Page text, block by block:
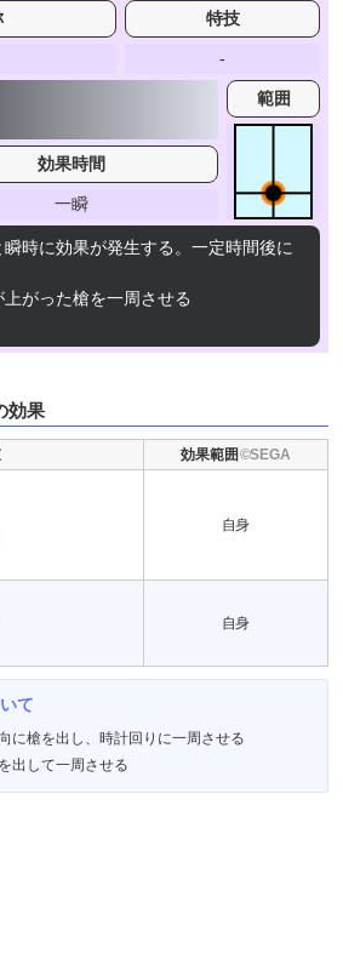
特技
-
範囲
効果時間
一瞬
瞬時に効果が発生する。一定時間後に
がった槍を一周させる
効果
効果範囲
自身
自身
て
に槍を出し、時計回りに一周させる
出して一周させる